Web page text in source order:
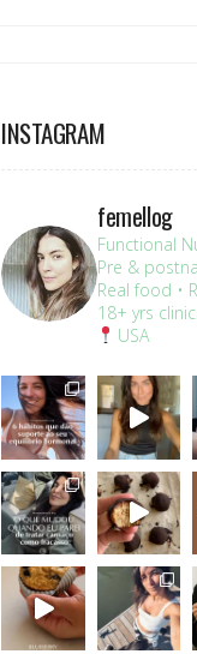
INSTAGRAM
femellog
Functional
Pre &
Real food •
18+ yrs
USA